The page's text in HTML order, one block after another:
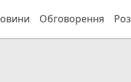
Обговорення